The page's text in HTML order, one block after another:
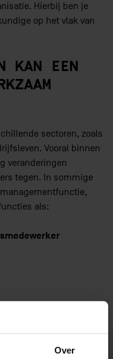
Over
Hierbij ben je
op het vlak van
KAN EEN
sectoren, zoals
Vooral binnen
veranderingen
tegen. In sommige
als: